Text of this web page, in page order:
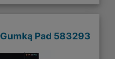
Pad 583293